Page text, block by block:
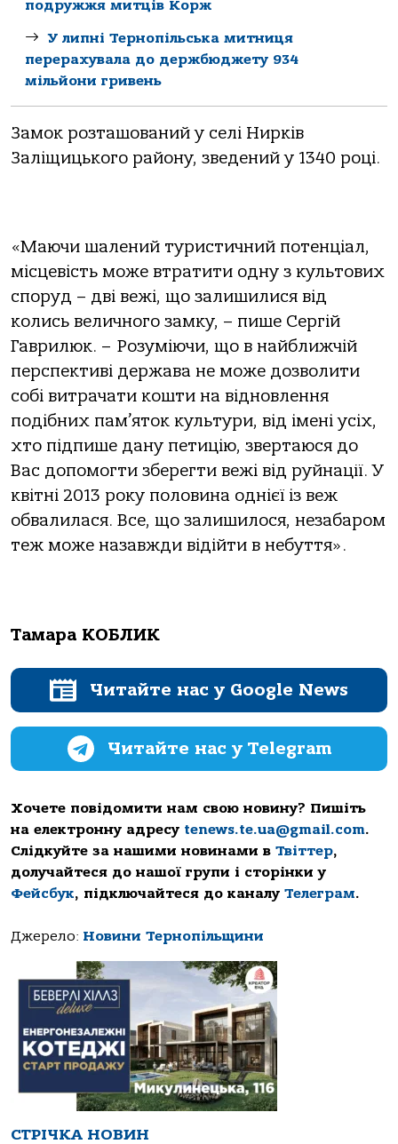
подружжя митців Корж
У липні Тернопільська митниця
перерахувала до держбюджету 934
мільйони гривень
Замок розташований у селі Нирків
Заліщицького району, зведений у 1340 році.
«Маючи шалений туристичний потенціал,
місцевість може втратити одну з культових
споруд – дві вежі, що залишилися від
колись величного замку, – пише Сергій
Гаврилюк. – Розуміючи, що в найближчій
перспективі держава не може дозволити
собі витрачати кошти на відновлення
подібних пам’яток культури, від імені усіх,
хто підпише дану петицію, звертаюся до
Вас допомогти зберегти вежі від руйнації. У
квітні 2013 року половина однієї із веж
обвалилася. Все, що залишилося, незабаром
теж може назавжди відійти в небуття».
Тамара КОБЛИК
Читайте нас у Google News
Читайте нас у Telegram
Хочете повідомити нам свою новину? Пишіть
на електронну адресу tenews.te.ua@gmail.com.
Слідкуйте за нашими новинами в Твіттер,
долучайтеся до нашої групи і сторінки у
Фейсбук, підключайтеся до каналу Телеграм.
Джерело: Новини Тернопільщини
СТРІЧКА НОВИН